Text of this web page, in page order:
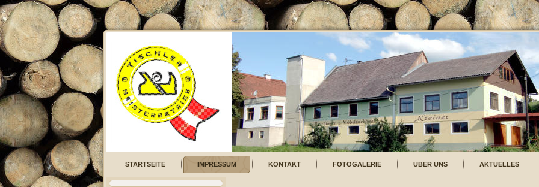
STARTSEITE IMPRESSUM KONTAKT FOTOGALERIE ÜBER UNS AKTUELLES